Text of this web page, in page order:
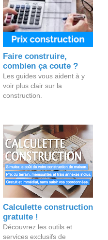
Faire construire,
combien ça coute ?
Les guides vous aident à y
voir plus clair sur la
construction.
Calculette construction
gratuite !
Découvrez les outils et
services exclusifs de